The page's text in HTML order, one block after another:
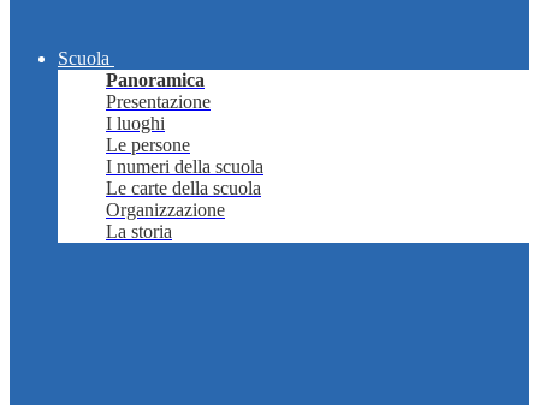
Scuola
Panoramica
Presentazione
I luoghi
Le persone
I numeri della scuola
Le carte della scuola
Organizzazione
La storia